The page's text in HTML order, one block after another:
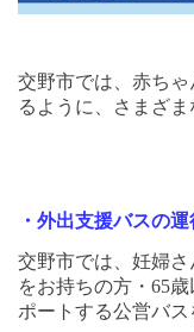
交野市では、赤ち
るように、さまざま
・外出支援バスの運
交野市では、妊婦さ
をお持ちの方・ 65歳
ポートする公営バス